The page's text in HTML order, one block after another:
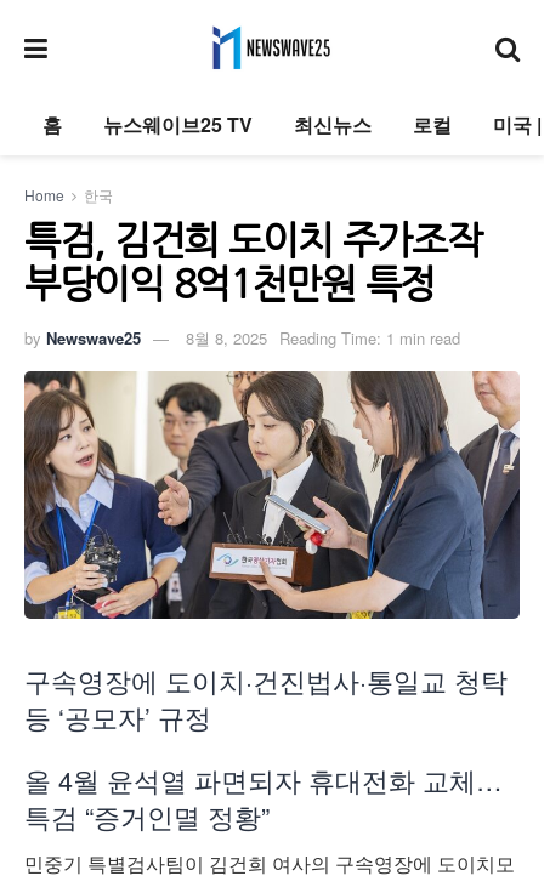
홈 뉴스웨이브25 TV 최신뉴스 로컬 미국
Home 한국
특검, 김건희 도이치 주가조작
부당이익 8억1천만원 특정
by Newswave25 8월 8, 2025 Reading Time: 1 min read
구속영장에 도이치·건진법사·통일교 청탁
등 ‘공모자’ 규정
올 4월 윤석열 파면되자 휴대전화 교체…
특검 “증거인멸 정황”
민중기 특별검사팀이 김건희 여사의 구속영장에 도이치모